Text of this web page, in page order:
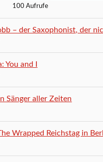
100 Aufrufe
– der Saxophonist, der
You and I
Sänger aller Zeiten
Wrapped Reichstag in